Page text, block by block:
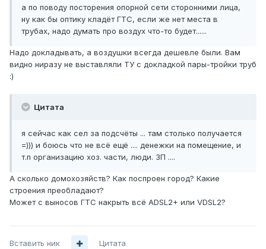
а по поводу посторения опорной сети сторонними лица,
ну как бы оптику кладёт ГТС, если же нет места в
трубах, надо думать про воздух что-то будет......
Надо докладывать, а воздушки всегда дешевле были. Вам
видно ниразу не выставляли ТУ с докладкой пары-тройки труб
:)
Цитата
я сейчас как сел за подсчёты ... там столько получается
=))) и боюсь что не всё ещё .... денежки на помещение, и
т.п организацию хоз. части, люди. ЗП ....
А сколько домохозяйств? Как поспроен город? Какие
строения преобладают?
Может с выносов ГТС накрыть всё ADSL2+ или VDSL2?
Вставить ник Цитата